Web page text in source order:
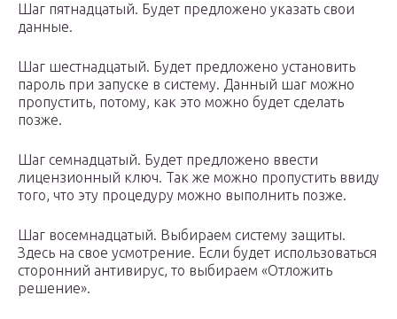
Шаг пятнадцатый. Будет предложено указать свои
данные.
Шаг шестнадцатый. Будет предложено установить
пароль при запуске в систему. Данный шаг можно
пропустить, потому, как это можно будет сделать
позже.
Шаг семнадцатый. Будет предложено ввести
лицензионный ключ. Так же можно пропустить ввиду
того, что эту процедуру можно выполнить позже.
Шаг восемнадцатый. Выбираем систему защиты.
Здесь на свое усмотрение. Если будет использоваться
сторонний антивирус, то выбираем «Отложить
решение».